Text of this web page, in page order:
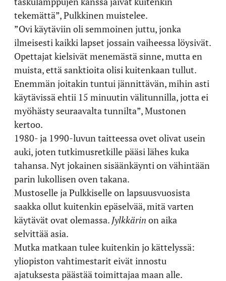
tekemättä”, Pulkkinen muistelee.
”Ovi käytäviin oli semmoinen juttu, jonka
ilmeisesti kaikki lapset jossain vaiheessa löysivät.
Opettajat kielsivät menemästä sinne, mutta en
muista, että sanktioita olisi kuitenkaan tullut.
Enemmän joitakin tuntui jännittävän, mihin asti
käytävissä ehtii 15 minuutin välitunnilla, jotta ei
myöhästy seuraavalta tunnilta”, Mustonen
kertoo.
1980- ja 1990-luvun taitteessa ovet olivat usein
auki, joten tutkimusretkille pääsi lähes kuka
tahansa. Nyt jokainen sisäänkäynti on vähintään
parin lukollisen oven takana.
Mustoselle ja Pulkkiselle on lapsuusvuosista
saakka ollut kuitenkin epäselvää, mitä varten
käytävät ovat olemassa. Jylkkärin on aika
selvittää asia.
Mutka matkaan tulee kuitenkin jo kättelyssä:
yliopiston vahtimestarit eivät innostu
ajatuksesta päästää toimittajaa maan alle.